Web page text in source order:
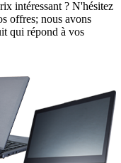
intéressant ? N'hésitez
offres; nous avons
qui répond à vos